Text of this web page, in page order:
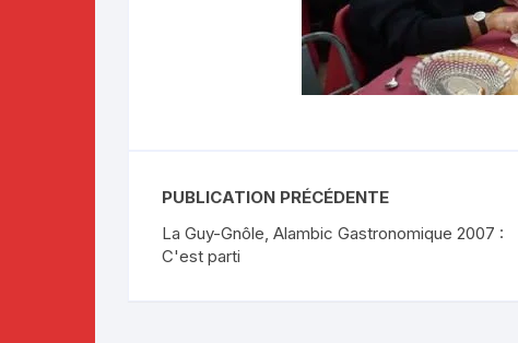
PUBLICATION PRÉCÉDENTE
La Guy-Gnôle, Alambic Gastronomique 2007 :
C'est parti